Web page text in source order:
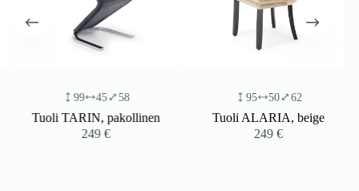
99 45 58
Tuoli TARIN, pakollinen
249€
95 50 62
Tuoli ALARIA, beige
249€